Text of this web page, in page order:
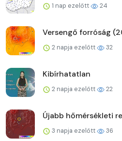
1 nap ezelőtt 24
Versengő forróság
2 napja ezelőtt 32
Kibírhatatlan
2 napja ezelőtt 22
Újabb hőmérsékleti
3 napja ezelőtt 36